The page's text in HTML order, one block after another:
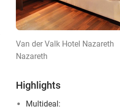
Van der Valk Hotel Nazareth
Nazareth
Highlights
Multideal: